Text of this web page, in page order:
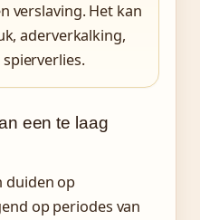
verslaving. Het kan
aderverkalking,
een te laag
duiden op
op periodes van